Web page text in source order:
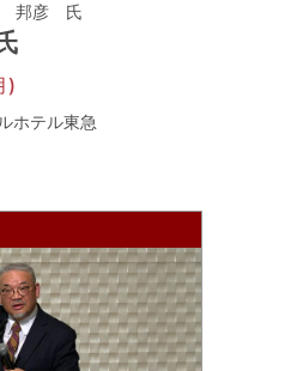
邦彦 氏
)
ホテル東急